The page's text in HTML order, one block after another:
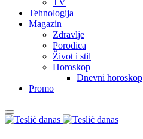
TV
Tehnologija
Magazin
Zdravlje
Porodica
Život i stil
Horoskop
Dnevni horoskop
Promo